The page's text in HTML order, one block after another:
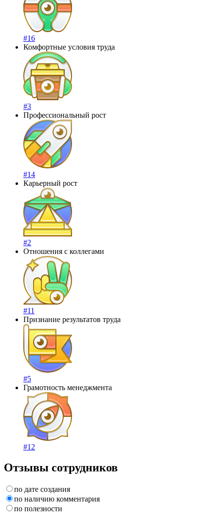
#16
Комфортные условия труда
#3
Профессиональный рост
#14
Карьерный рост
#2
Отношения с коллегами
#11
Признание результатов труда
#5
Грамотность менеджмента
#12
Отзывы сотрудников
по дате создания
по наличию комментария
по полезности